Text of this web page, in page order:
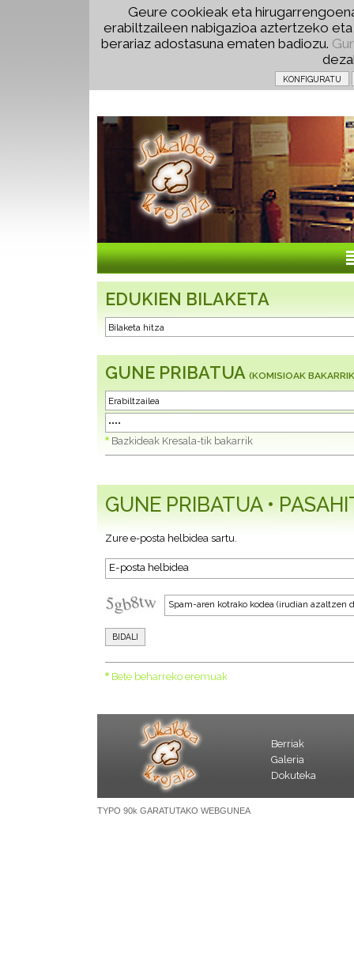
Geure cookieak eta
erabiltzaileen nabigazioa aztertzeko
berariaz adostasuna ematen badiozu.
EDUKIEN BILAKETA
GUNE PRIBATUA (KOMISIOAK
* Bazkideak Kresala-tik bakarrik
GUNE PRIBATUA •
Zure e-posta helbidea sartu.
* Bete beharreko eremuak
Berriak
Galeria
Dokuteka
TYPO 90k GARATUTAKO WEBGUNEA